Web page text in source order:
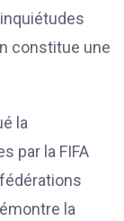
constitue une
la
par la FIFA
la